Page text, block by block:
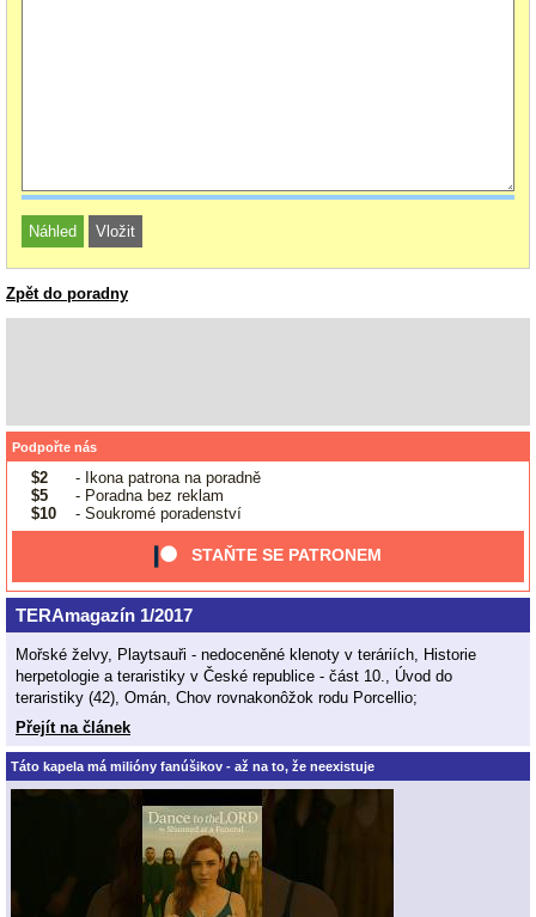
Zpět do poradny
Podpořte nás
$2
- Ikona patrona na poradně
$5
- Poradna bez reklam
$10
- Soukromé poradenství
STAŇTE SE PATRONEM
TERAmagazín 1/2017
Mořské želvy, Playtsauři - nedoceněné klenoty v teráriích, Historie
herpetologie a teraristiky v České republice - část 10., Úvod do
teraristiky (42), Omán, Chov rovnakonôžok rodu Porcellio;
Přejít na článek
Táto kapela má milióny fanúšikov - až na to, že neexistuje